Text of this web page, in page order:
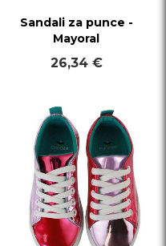
Sandali za punce -
Mayoral
26,34 €